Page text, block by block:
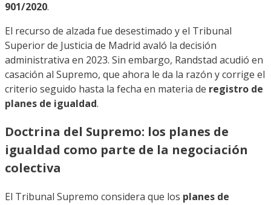
901/2020.
El recurso de alzada fue desestimado y el Tribunal
Superior de Justicia de Madrid avaló la decisión
administrativa en 2023. Sin embargo, Randstad acudió en
casación al Supremo, que ahora le da la razón y corrige el
criterio seguido hasta la fecha en materia de registro de
planes de igualdad.
Doctrina del Supremo: los planes de
igualdad como parte de la negociación
colectiva
El Tribunal Supremo considera que los planes de